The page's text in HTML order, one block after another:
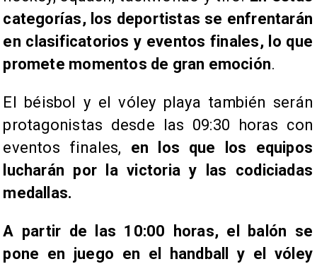
categorías, los deportistas se enfrentarán
en clasificatorios y eventos finales, lo que
promete momentos de gran emoción.
El béisbol y el vóley playa también serán
protagonistas desde las 09:30 horas con
eventos finales, en los que los equipos
lucharán por la victoria y las codiciadas
medallas.
A partir de las 10:00 horas, el balón se
pone en juego en el handball y el vóley